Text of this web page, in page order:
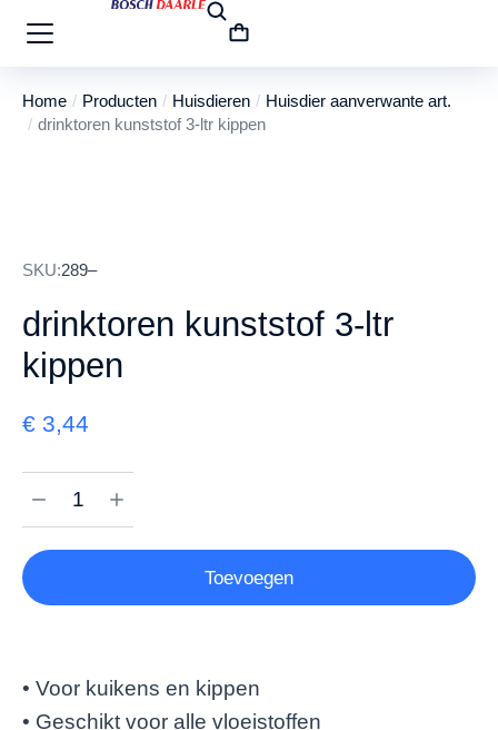
Je bent hier:
Home Producten Huisdieren
Huisdier aanverwante art.
drinktoren kunststof 3-ltr kippen
SKU:289–
drinktoren kunststof 3-ltr
kippen
€ 3,44
Toevoegen
• Voor kuikens en kippen
• Geschikt voor alle vloeistoffen